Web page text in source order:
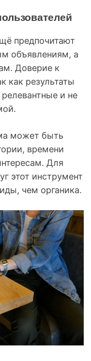
предпочитают
объявлениям, а
Доверие к
как результаты
и не
может быть
времени
Для
этот инструмент
чем органика.